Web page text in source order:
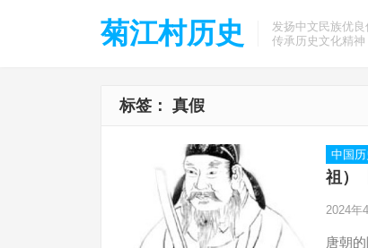
菊江村历史
发扬中文民族优良
传承历史文化精神
标签： 真假
中国历
祖）
2024年
唐朝